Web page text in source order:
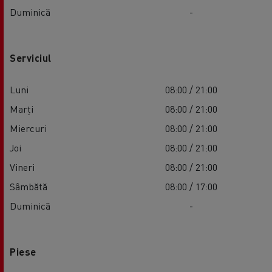
Duminică
-
Serviciul
Luni
08:00 / 21:00
Marți
08:00 / 21:00
Miercuri
08:00 / 21:00
Joi
08:00 / 21:00
Vineri
08:00 / 21:00
Sâmbătă
08:00 / 17:00
Duminică
-
Piese